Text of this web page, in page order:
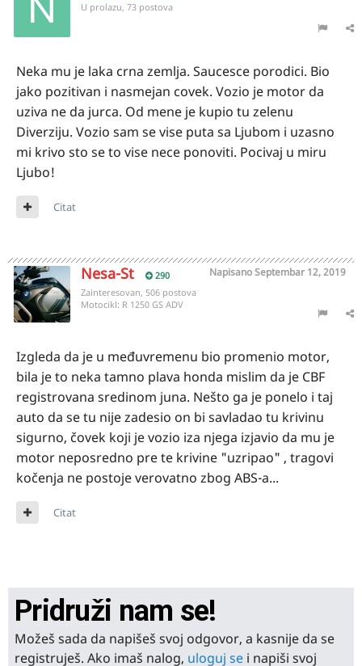
U prolazu, 73 postova
Neka mu je laka crna zemlja. Saucesce porodici. Bio
jako pozitivan i nasmejan covek. Vozio je motor da
uziva ne da jurca. Od mene je kupio tu zelenu
Diverziju. Vozio sam se vise puta sa Ljubom i uzasno
mi krivo sto se to vise nece ponoviti. Pocivaj u miru
Ljubo!
Citat
Nesa-St 290 NapisanoSeptembar 12, 2019
Zainteresovan, 506 postova
Motocikl: R 1250 GS ADV
Izgleda da je u međuvremenu bio promenio motor,
bila je to neka tamno plava honda mislim da je CBF
registrovana sredinom juna. Nešto ga je ponelo i taj
auto da se tu nije zadesio on bi savladao tu krivinu
sigurno, čovek koji je vozio iza njega izjavio da mu je
motor neposredno pre te krivine "uzripao" , tragovi
kočenja ne postoje verovatno zbog ABS-a...
Citat
Pridruži nam se!
Možeš sada da napišeš svoj odgovor, a kasnije da se
registruješ. Ako imaš nalog, uloguj se i napiši svoj